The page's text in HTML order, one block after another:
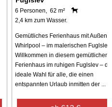
6 Personen, 62 m²
2,4 km zum Wasser.
Gemütliches Ferienhaus mit Außen-
Whirlpool – im malerischen Fuglslev
Willkommen in diesem gemütlichen
Ferienhaus im ruhigen Fuglslev –
ideale Wahl für alle, die einen
entspannten Urlaub inmitten der ...